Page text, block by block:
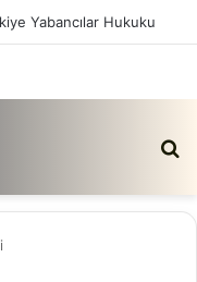
Yabancılar Hukuku